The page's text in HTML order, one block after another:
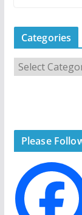
Categories
a
r
e
s
Please